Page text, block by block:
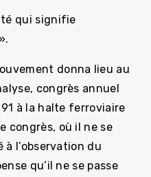
qui signifie
donna lieu au
congrès annuel
à la halte ferroviaire
congrès, où il ne se
l’observation du
qu’il ne se passe